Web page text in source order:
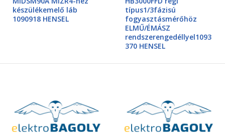
készülékemelő láb
1090918 HENSEL
típus1/3fázisú
fogyasztásmérőhöz
ELMŰ/ÉMÁSZ
rendszerengedéllyel1093
370 HENSEL